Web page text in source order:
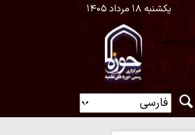
یکشنبه ۱۸ مرداد ۱۴۰۵